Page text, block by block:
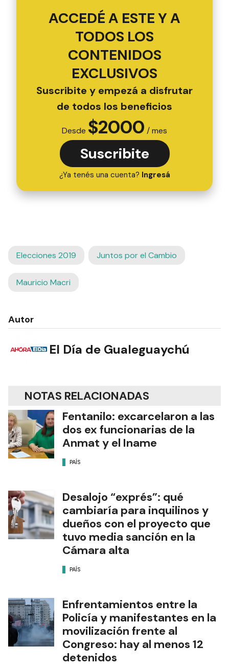
ACCEDÉ A ESTE Y A
TODOS LOS
CONTENIDOS
EXCLUSIVOS
Suscribite y empezá a disfrutar
de todos los beneficios
Desde $2000 / mes
Suscribite
¿Ya tenés una cuenta? Ingresá
Elecciones 2019 Juntos por el Cambio
Mauricio Macri
Autor
El Día de Gualeguaychú
NOTAS RELACIONADAS
Fentanilo: excarcelaron a las
dos ex funcionarias de la
Anmat y el Iname
PAÍS
Desalojo “exprés”: qué
cambiaría para inquilinos y
dueños con el proyecto que
tuvo media sanción en la
Cámara alta
PAÍS
Enfrentamientos entre la
Policía y manifestantes en la
movilización frente al
Congreso: hay al menos 12
detenidos